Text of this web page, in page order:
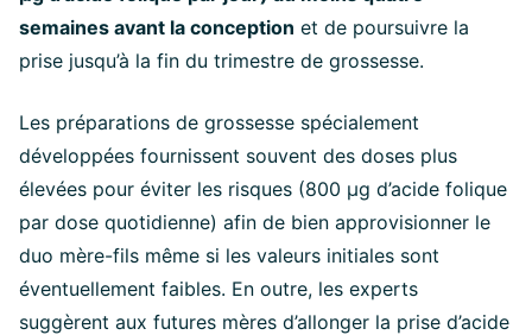
semaines avant la conception et de poursuivre la
prise jusqu’à la fin du trimestre de grossesse.
Les préparations de grossesse spécialement
développées fournissent souvent des doses plus
élevées pour éviter les risques (800 µg d’acide folique
par dose quotidienne) afin de bien approvisionner le
duo mère-fils même si les valeurs initiales sont
éventuellement faibles. En outre, les experts
suggèrent aux futures mères d’allonger la prise d’acide